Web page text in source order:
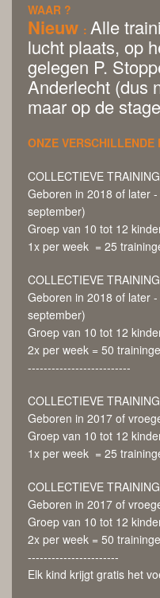
WAAR ?
Nieuw : Alle
lucht plaats, op
gelegen P.
Anderlecht (dus
maar op de
ONZE VERSCHILLENDE
COLLECTIEVE
Geboren in 2018 of later
september)
Groep van 10 tot 12
1x per week = 25
COLLECTIEVE
Geboren in 2018 of later
september)
Groep van 10 tot 12
2x per week = 50
--------------------------
COLLECTIEVE
Geboren in 2017 of
Groep van 10 tot 12
1x per week = 25
COLLECTIEVE
Geboren in 2017 of
Groep van 10 tot 12
2x per week = 50
-----------------------
Elk kind krijgt gratis het